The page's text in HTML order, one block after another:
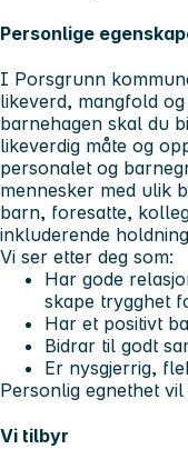
Personlige
I Porsgrunn
likeverd, mangfold
barnehagen skal du
likeverdig måte og
personalet og
mennesker med ulik
barn, foresatte,
inkluderende
Vi ser etter deg som:
Har gode
skape trygghet
Har et positivt
Bidrar til godt
Er nysgjerrig,
Personlig egnethet
Vi tilbyr